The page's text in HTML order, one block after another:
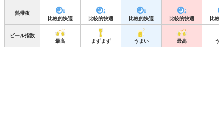
熱帯夜
比較的快適
比較的快適 比較的快適 比較的快適 比較
ビール指数
最高
まずまず うまい 最高 う